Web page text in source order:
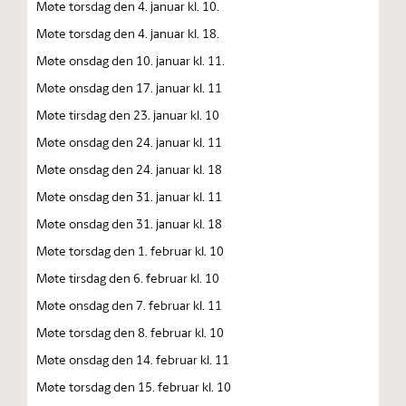
Møte torsdag den 4. januar kl. 10.
Møte torsdag den 4. januar kl. 18.
Møte onsdag den 10. januar kl. 11.
Møte onsdag den 17. januar kl. 11
Møte tirsdag den 23. januar kl. 10
Møte onsdag den 24. januar kl. 11
Møte onsdag den 24. januar kl. 18
Møte onsdag den 31. januar kl. 11
Møte onsdag den 31. januar kl. 18
Møte torsdag den 1. februar kl. 10
Møte tirsdag den 6. februar kl. 10
Møte onsdag den 7. februar kl. 11
Møte torsdag den 8. februar kl. 10
Møte onsdag den 14. februar kl. 11
Møte torsdag den 15. februar kl. 10